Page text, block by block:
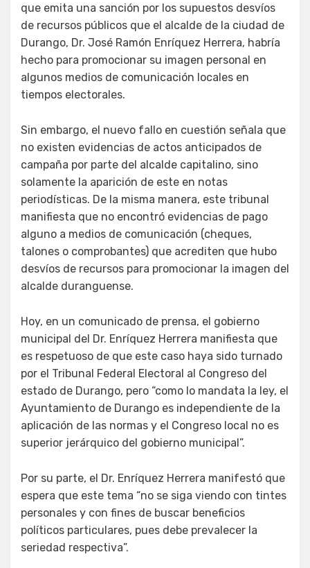
que emita una sanción por los supuestos desvíos
de recursos públicos que el alcalde de la ciudad de
Durango, Dr. José Ramón Enríquez Herrera, habría
hecho para promocionar su imagen personal en
algunos medios de comunicación locales en
tiempos electorales.
Sin embargo, el nuevo fallo en cuestión señala que
no existen evidencias de actos anticipados de
campaña por parte del alcalde capitalino, sino
solamente la aparición de este en notas
periodísticas. De la misma manera, este tribunal
manifiesta que no encontró evidencias de pago
alguno a medios de comunicación (cheques,
talones o comprobantes) que acrediten que hubo
desvíos de recursos para promocionar la imagen del
alcalde duranguense.
Hoy, en un comunicado de prensa, el gobierno
municipal del Dr. Enríquez Herrera manifiesta que
es respetuoso de que este caso haya sido turnado
por el Tribunal Federal Electoral al Congreso del
estado de Durango, pero “como lo mandata la ley, el
Ayuntamiento de Durango es independiente de la
aplicación de las normas y el Congreso local no es
superior jerárquico del gobierno municipal”.
Por su parte, el Dr. Enríquez Herrera manifestó que
espera que este tema “no se siga viendo con tintes
personales y con fines de buscar beneficios
políticos particulares, pues debe prevalecer la
seriedad respectiva”.